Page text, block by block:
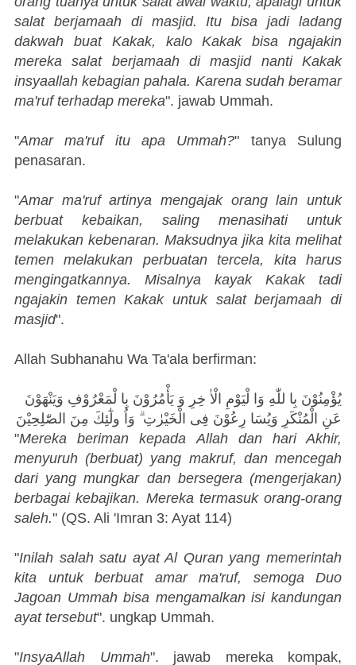
salat berjamaah di masjid. Itu bisa jadi ladang
dakwah buat Kakak, kalo Kakak bisa ngajakin
mereka salat berjamaah di masjid nanti Kakak
insyaallah kebagian pahala. Karena sudah beramar
ma'ruf terhadap mereka". jawab Ummah.
"Amar ma'ruf itu apa Ummah?" tanya Sulung
penasaran.
"Amar ma'ruf artinya mengajak orang lain untuk
berbuat kebaikan, saling menasihati untuk
melakukan kebenaran. Maksudnya jika kita melihat
temen melakukan perbuatan tercela, kita harus
mengingatkannya. Misalnya kayak Kakak tadi
ngajakin temen Kakak untuk salat berjamaah di
masjid".
Allah Subhanahu Wa Ta'ala berfirman:
يُؤْمِنُوْنَ بِا للّٰهِ وَا لْيَوْمِ الْاٰ خِرِ وَ يَأْمُرُوْنَ بِا لْمَعْرُوْفِ وَيَنْهَوْنَ
عَنِ الْمُنْكَرِ وَيُسَا رِعُوْنَ فِى الْخَيْرٰتِ ۗ وَاُ ولٰٓئِكَ مِنَ الصّٰلِحِيْنَ
"Mereka beriman kepada Allah dan hari Akhir,
menyuruh (berbuat) yang makruf, dan mencegah
dari yang mungkar dan bersegera (mengerjakan)
berbagai kebajikan. Mereka termasuk orang-orang
saleh." (QS. Ali 'Imran 3: Ayat 114)
"Inilah salah satu ayat Al Quran yang memerintah
kita untuk berbuat amar ma'ruf, semoga Duo
Jagoan Ummah bisa mengamalkan isi kandungan
ayat tersebut". ungkap Ummah.
"InsyaAllah Ummah". jawab mereka kompak,